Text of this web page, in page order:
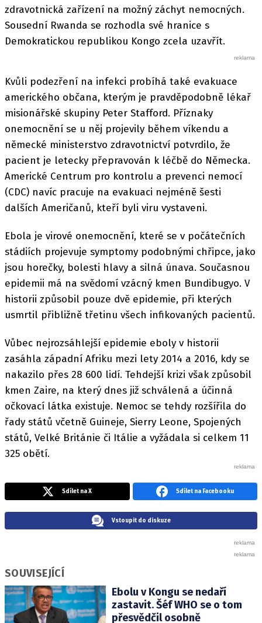
zdravotnická zařízení na možný záchyt nemocných.
Sousední Rwanda se rozhodla své hranice s
Demokratickou republikou Kongo zcela uzavřít.
Kvůli podezření na infekci probíhá také evakuace
amerického občana, kterým je pravděpodobně lékař
misionářské skupiny Peter Stafford. Příznaky
onemocnění se u něj projevily během víkendu a
německé ministerstvo zdravotnictví potvrdilo, že
pacient je letecky přepravován k léčbě do Německa.
Americké Centrum pro kontrolu a prevenci nemocí
(CDC) navíc pracuje na evakuaci nejméně šesti
dalších Američanů, kteří byli viru vystaveni.
Ebola je virové onemocnění, které se v počátečních
stádiích projevuje symptomy podobnými chřipce, jako
jsou horečky, bolesti hlavy a silná únava. Současnou
epidemii má na svědomí vzácný kmen Bundibugyo. V
historii způsobil pouze dvě epidemie, při kterých
usmrtil přibližně třetinu všech infikovaných pacientů.
Vůbec nejrozsáhlejší epidemie eboly v historii
zasáhla západní Afriku mezi lety 2014 a 2016, kdy se
nakazilo přes 28 600 lidí. Tehdejší krizi však způsobil
kmen Zaire, na který dnes již schválená a účinná
očkovací látka existuje. Nemoc se tehdy rozšířila do
řady států včetně Guineje, Sierry Leone, Spojených
států, Velké Británie či Itálie a vyžádala si celkem 11
325 obětí.
Sdílet na X Sdílet na Facebooku
Vstoupit do diskuze
SOUVISEJÍCÍ
Ebolu v Kongu se nedaří
zastavit. Šéf WHO se o tom
přesvědčil osobně